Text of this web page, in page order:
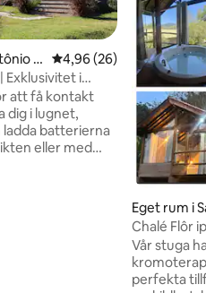
d
4,96 av 5 i
4,96 (26)
Exklusivitet i
att få kontakt
ladda batterierna
eller med
Eget rum i
hal ( bairro
Chalé Flôr
Vår stuga
perfekta